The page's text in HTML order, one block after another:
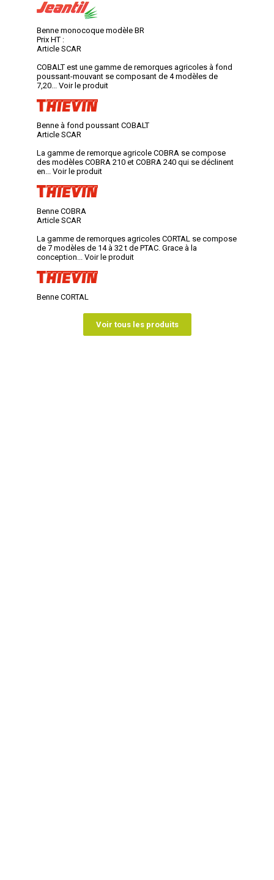
Benne monocoque modèle BR
Prix HT :
Article SCAR
COBALT est une gamme de remorques agricoles à fond
poussant-mouvant se composant de 4 modèles de
7,20...
Voir le produit
Benne à fond poussant COBALT
Article SCAR
La gamme de remorque agricole COBRA se compose
des modèles COBRA 210 et COBRA 240 qui se déclinent
en...
Voir le produit
Benne COBRA
Article SCAR
La gamme de remorques agricoles CORTAL se compose
de 7 modèles de 14 à 32 t de PTAC. Grace à la
conception...
Voir le produit
Benne CORTAL
Voir tous les produits